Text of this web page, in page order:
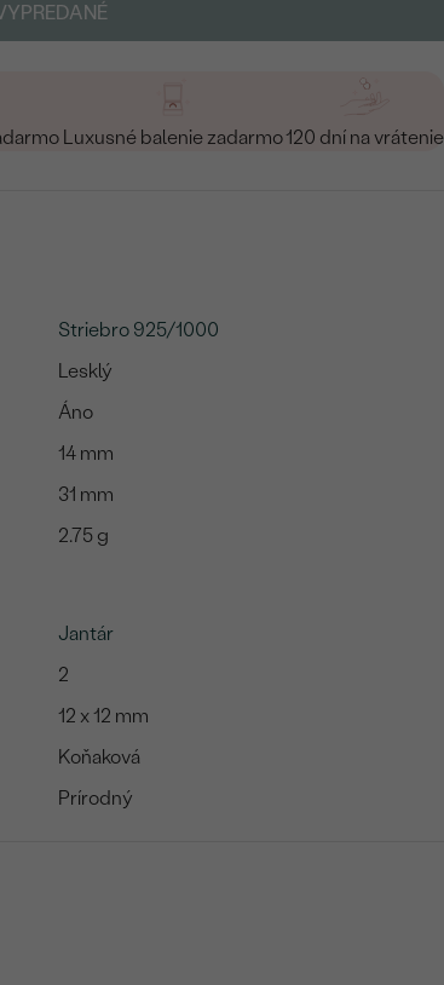
Luxusné balenie zadarmo120 dní na vrátenie
Striebro 925/1000
Lesklý
Áno
14 mm
31 mm
2.75 g
Jantár
2
12 x 12 mm
Koňaková
Prírodný